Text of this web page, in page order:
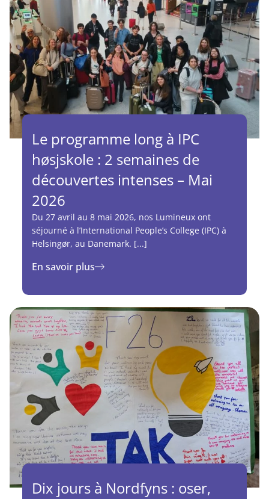
Le programme long à IPC
høsjskole : 2 semaines de
découvertes intenses – Mai
2026
Du 27 avril au 8 mai 2026, nos Lumineux ont
séjourné à l’International People’s College (IPC) à
Helsingør, au Danemark. [...]
En savoir plus
Dix jours à Nordfyns : oser,